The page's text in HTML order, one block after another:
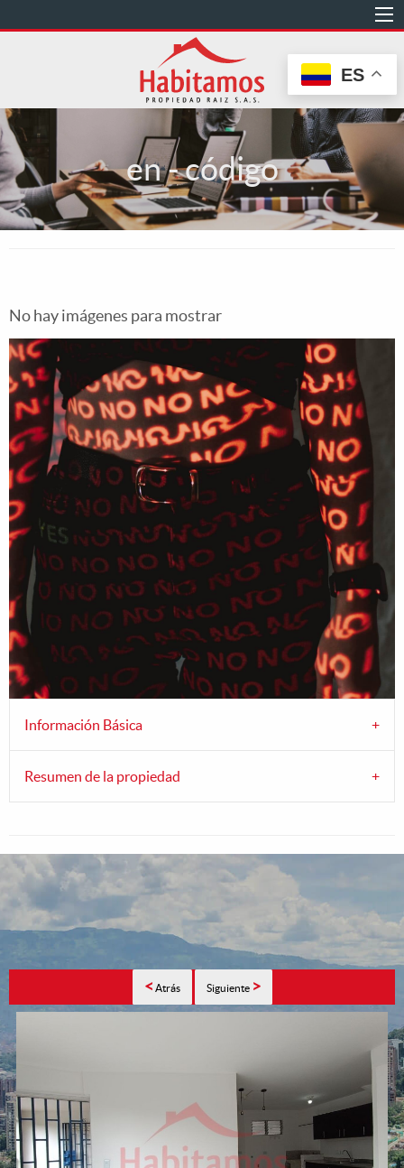
al
en - código
No hay imágenes para mostrar
Información Básica
Resumen de la propiedad
< Atrás Siguiente >
ES